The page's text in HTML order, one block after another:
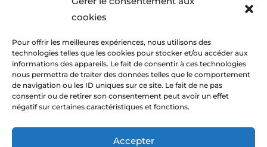
cookies
Pour offrir les meilleures expériences, nous utilisons des
technologies telles que les cookies pour stocker et/ou accéder aux
informations des appareils. Le fait de consentir à ces technologies
nous permettra de traiter des données telles que le comportement
de navigation ou les ID uniques sur ce site. Le fait de ne pas
consentir ou de retirer son consentement peut avoir un effet
négatif sur certaines caractéristiques et fonctions.
Accepter